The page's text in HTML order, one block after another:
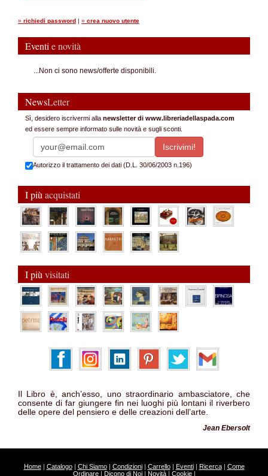
» richiedi password | » crea nuovo utente
Eventi e novità
...Non ci sono news/offerte disponibili.
NewsLetter
Sì, desidero iscrivermi alla newsletter di www.libreriadellaspada.com
ed essere sempre informato sulle novità e sugli sconti.
Autorizzo il trattamento dei dati (D.L. 30/06/2003 n.196)
I più acquistati
I più visitati
Il Libro è, anch’esso, uno straordinario ambasciatore, che
consente di far giungere fin nei luoghi più lontani il riverbero
delle opere del pensiero e delle creazioni dell’arte.
Jean Ebersolt
Home| Catalogo| Chi Siamo| Condizioni| Carrello| Eventi| Ricerca| Come
Ordinare | Dicono di Noi| Novità| Cookie|